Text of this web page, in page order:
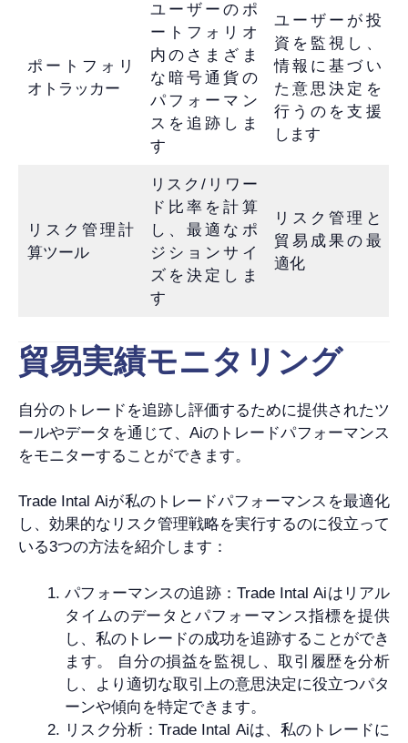
ポートフォリ
オトラッカー
ユーザーのポ
ートフォリオ
内のさまざま
な暗号通貨の
パフォーマン
スを追跡しま
す
ユーザーが投
資を監視し、
情報に基づい
た意思決定を
行うのを支援
します
リスク管理計
算ツール
リスク/リワー
ド比率を計算
し、最適なポ
ジションサイ
ズを決定しま
す
リスク管理と
貿易成果の最
適化
貿易実績モニタリング
自分のトレードを追跡し評価するために提供されたツ
ールやデータを通じて、Aiのトレードパフォーマンス
をモニターすることができます。
Trade Intal Aiが私のトレードパフォーマンスを最適化
し、効果的なリスク管理戦略を実行するのに役立って
いる3つの方法を紹介します：
パフォーマンスの追跡：Trade Intal Aiはリアル
タイムのデータとパフォーマンス指標を提供
し、私のトレードの成功を追跡することができ
ます。 自分の損益を監視し、取引履歴を分析
し、より適切な取引上の意思決定に役立つパタ
ーンや傾向を特定できます。
リスク分析：Trade Intal Aiは、私のトレードに